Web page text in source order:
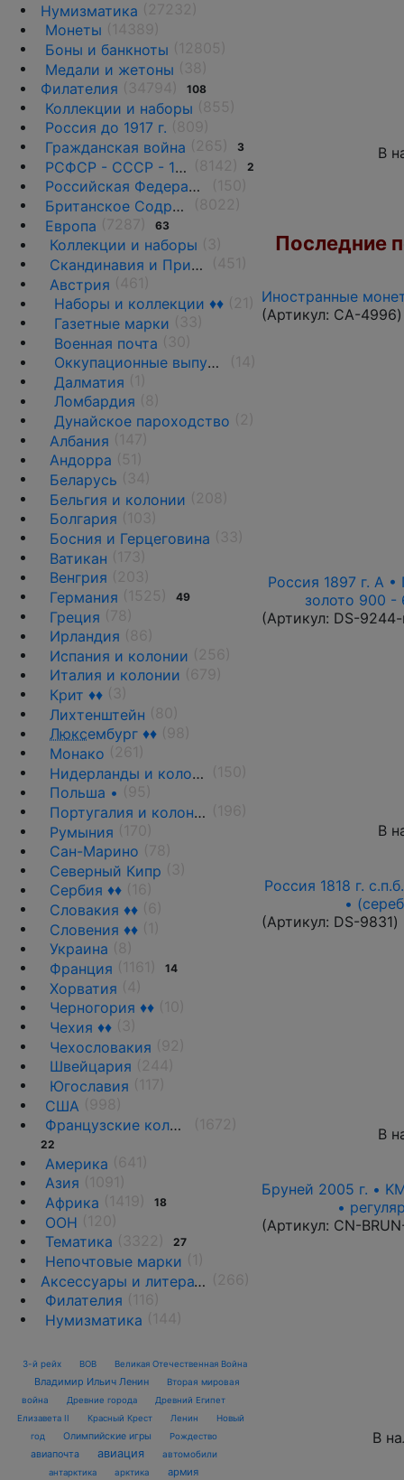
Нумизматика
Монеты
Боны и банкноты
Медали и жетоны
Филателия
108
Коллекции и наборы
Россия до 1917 г.
Гражданская война
3
РСФСР - СССР - 1918 - 1991 2
Российская Федерация(1992 г.-н.д.)
Британское Содружество
Европа
63
Коллекции и наборы
Скандинавия и Прибалтика
Австрия
Наборы и коллекции ♦♦
Газетные марки
Военная почта
Оккупационные выпуски
Далматия
Ломбардия
Дунайское пароходство
Албания
Андорра
Беларусь
Бельгия и колонии
Болгария
Босния и Герцеговина
Ватикан
Венгрия
Германия
49
Греция
Ирландия
Испания и колонии
Италия и колонии
Крит ♦♦
Лихтенштейн
Люксембург ♦♦
Монако
Нидерланды и колонии
Польша •
Португалия и колонии
Румыния
Сан-Марино
Северный Кипр
Сербия ♦♦
Словакия ♦♦
Словения ♦♦
Украина
Франция
14
Хорватия
Черногория ♦♦
Чехия ♦♦
Чехословакия
Швейцария
Югославия
США
Французские колонии и территории
22
Америка
Азия
Африка
18
ООН
Тематика
27
Непочтовые марки
Аксессуары и литература
Филателия
Нумизматика
3-й рейх ВОВ Великая Отечественная Война
Владимир Ильич Ленин
Вторая мировая
война
Древние города
Древний Египет
Елизавета II
Красный Крест Ленин
Новый
год
Олимпийские игры Рождество
авиапочта авиация автомобили
антарктика арктика армия
В
Последние
Иностранные
(Артикул: CA-4996)
Россия 1897 г. А
золото 900 -
(Артикул: DS-
В
Россия 1818 г.
•
(Артикул: DS-9831)
В
Бруней 2005 г. •
•
(Артикул: CN-
В